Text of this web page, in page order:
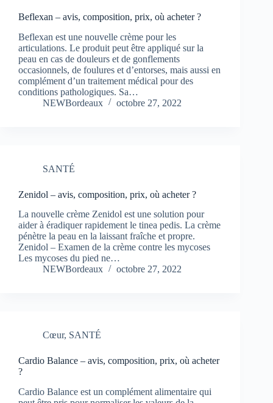
Beflexan – avis, composition, prix, où acheter ?
Beflexan est une nouvelle crème pour les
articulations. Le produit peut être appliqué sur la
peau en cas de douleurs et de gonflements
occasionnels, de foulures et d’entorses, mais aussi en
complément d’un traitement médical pour des
conditions pathologiques. Sa…
NEWBordeaux
octobre 27, 2022
SANTÉ
Zenidol – avis, composition, prix, où acheter ?
La nouvelle crème Zenidol est une solution pour
aider à éradiquer rapidement le tinea pedis. La crème
pénètre la peau en la laissant fraîche et propre.
Zenidol – Examen de la crème contre les mycoses
Les mycoses du pied ne…
NEWBordeaux
octobre 27, 2022
Cœur, SANTÉ
Cardio Balance – avis, composition, prix, où acheter
?
Cardio Balance est un complément alimentaire qui